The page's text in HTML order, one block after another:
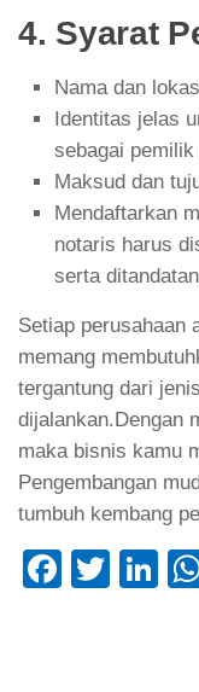
4. Syarat
Nama dan
Identitas jelas
sebagai
Maksud dan
Mendaftarkan
notaris harus
serta
Setiap perusahaan
memang
tergantung dari
dijalankan.Dengan
maka bisnis kamu
Pengembangan
tumbuh kembang